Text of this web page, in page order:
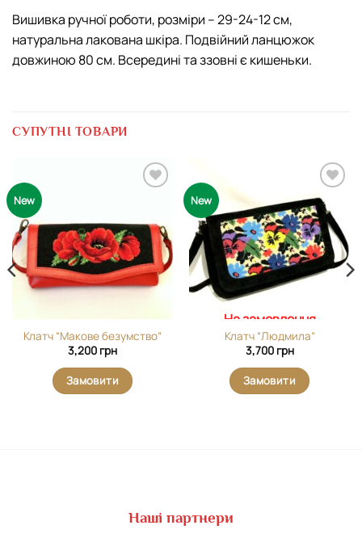
Вишивка ручної роботи, розміри – 29-24-12 см,
натуральна лакована шкіра. Подвійний ланцюжок
довжиною 80 см. Всередині та ззовні є кишеньки.
СУПУТНІ ТОВАРИ
New
вибране
Клатч “Макове безумство”
3,200 грн
Замовити
New
Додати
виріб у
вибране
На замовлення
Клатч “Людмила”
3,700 грн
Замовити
Наші партнери